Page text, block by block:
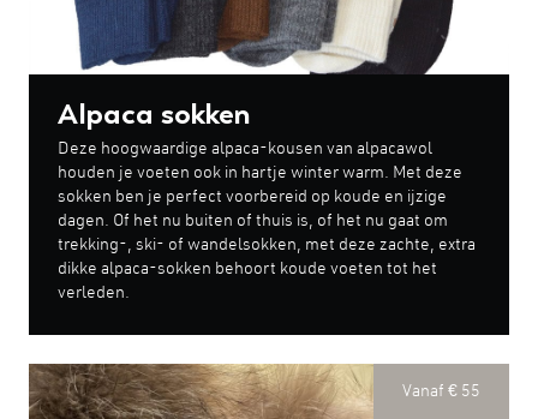
Alpaca sokken
Deze hoogwaardige alpaca-kousen van alpacawol
houden je voeten ook in hartje winter warm. Met deze
sokken ben je perfect voorbereid op koude en ijzige
dagen. Of het nu buiten of thuis is, of het nu gaat om
trekking-, ski- of wandelsokken, met deze zachte, extra
dikke alpaca-sokken behoort koude voeten tot het
verleden.
Vanaf € 55